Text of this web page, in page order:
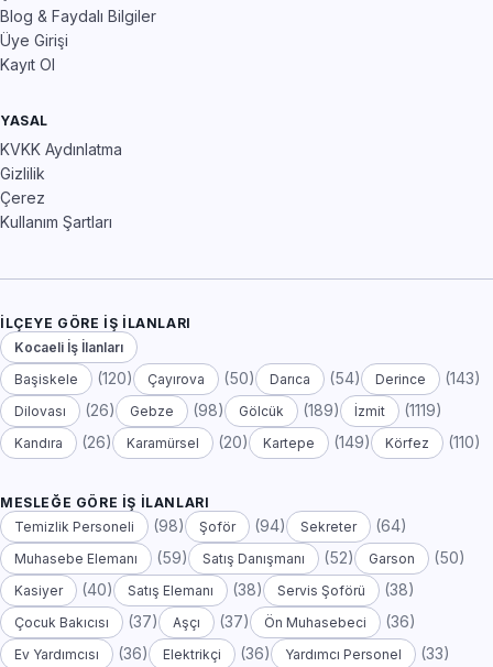
Blog & Faydalı Bilgiler
Üye Girişi
Kayıt Ol
YASAL
KVKK Aydınlatma
Gizlilik
Çerez
Kullanım Şartları
İLÇEYE GÖRE İŞ İLANLARI
Kocaeli İş İlanları
Başiskele
(120) Çayırova (50) Darıca (54) Derince (143)
Dilovası (26) Gebze (98) Gölcük (189) İzmit (1119)
Kandıra (26) Karamürsel (20) Kartepe (149) Körfez (110)
MESLEĞE GÖRE İŞ İLANLARI
Temizlik Personeli
(98) Şoför (94) Sekreter (64)
Muhasebe Elemanı (59) Satış Danışmanı (52) Garson (50)
Kasiyer (40) Satış Elemanı (38) Servis Şoförü (38)
Çocuk Bakıcısı (37) Aşçı (37) Ön Muhasebeci (36)
Ev Yardımcısı (36) Elektrikçi (36) Yardımcı Personel (33)